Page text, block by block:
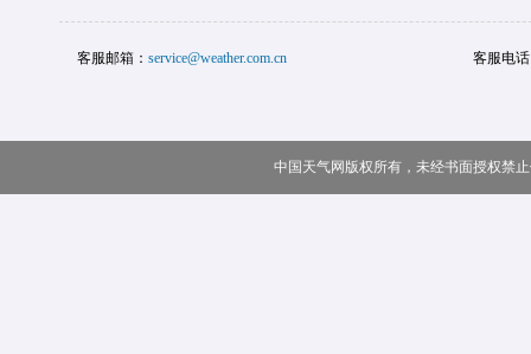
客服邮箱： service@weather.com.cn 客服电
中国天气网版权所有，未经书面授权